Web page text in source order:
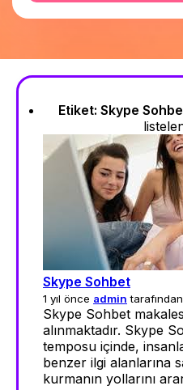
Etiket: Skype
Skype Sohbet
1 yıl önce admin
Skype Sohbet
alınmaktadır. Skype
temposu içinde,
benzer ilgi alanlarına
kurmanın yollarını